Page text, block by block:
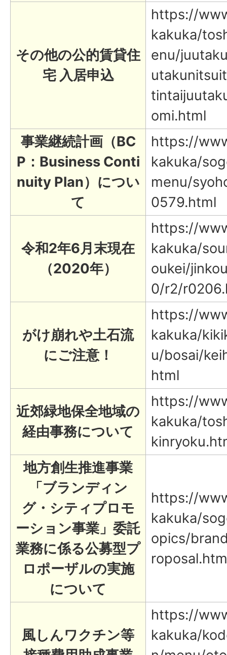
その他の公的賃貸住
宅 入居申込
https://
kakuka/
enu/
omi.html
事業継続計画（BC
P：Business Conti
nuity Plan）につい
て
https://
kakuka/
menu/
0579.html
令和2年6月末現在
（2020年）
https://
kakuka/
oukei/
0/r2/
がけ崩れや土石流
にご注意！
https://
kakuka/
u/bosai/
html
近郊緑地保全地域の
経由事務について
https://
kakuka/
地方創生推進事業
「ブランディン
グ・シティプロモ
ーション事業」委託
業務に係る公募型プ
ロポーザルの実施
について
https://
kakuka/
opics/
風しんワクチン等
https://
kakuka/